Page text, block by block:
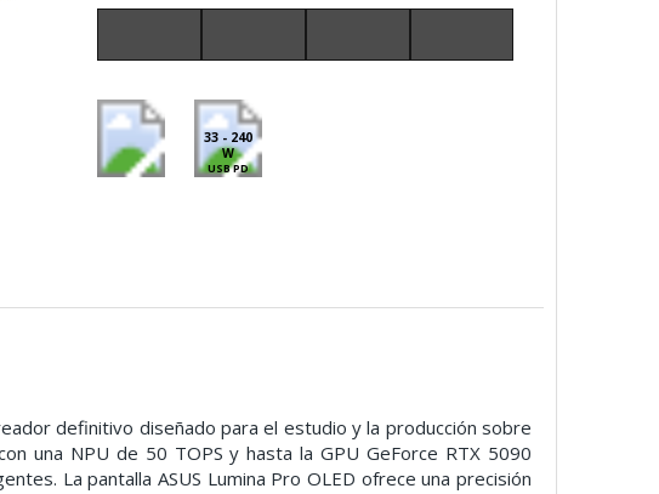
33 - 240
W
USB PD
definitivo diseñado para el estudio y la producción sobre
una NPU de 50 TOPS y hasta la GPU GeForce RTX 5090
La pantalla ASUS Lumina Pro OLED ofrece una precisión